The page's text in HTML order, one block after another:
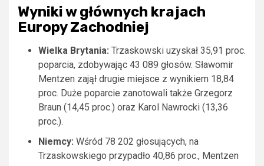
Wyniki w głównych krajach
Europy Zachodniej
Wielka Brytania: Trzaskowski uzyskał 35,91 proc.
poparcia, zdobywając 43 089 głosów. Sławomir
Mentzen zajął drugie miejsce z wynikiem 18,84
proc. Duże poparcie zanotowali także Grzegorz
Braun (14,45 proc.) oraz Karol Nawrocki (13,36
proc.).
Niemcy: Wśród 78 202 głosujących, na
Trzaskowskiego przypadło 40,86 proc., Mentzen